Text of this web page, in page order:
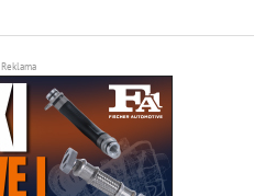
Reklama